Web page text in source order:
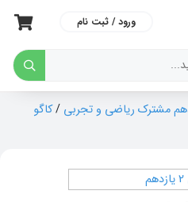
ورود / ثبت نام
مشترک ریاضی و تجربی /کاگو